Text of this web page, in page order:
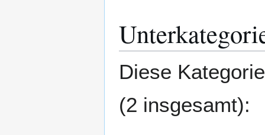
Diese
(2 insgesamt):